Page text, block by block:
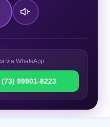
via WhatsApp
99901-8223